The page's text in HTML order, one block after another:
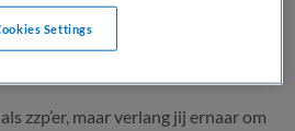
zzp’er, maar verlang jij ernaar om
Settings